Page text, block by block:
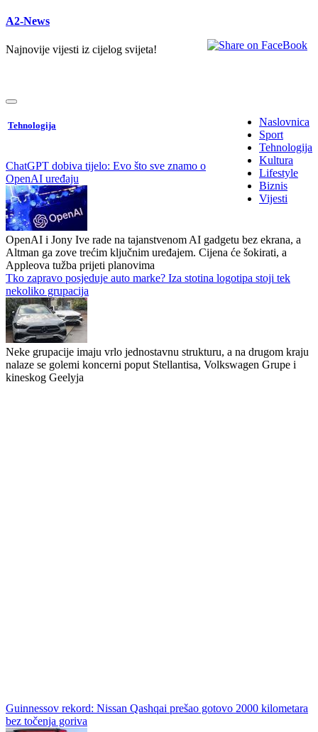
A2-News
Najnovije vijesti iz cijelog svijeta!
Naslovnica
Sport
Tehnologija
Kultura
Lifestyle
Biznis
Vijesti
Tehnologija
ChatGPT dobiva tijelo: Evo što sve znamo o
OpenAI uređaju
OpenAI i Jony Ive rade na tajanstvenom AI gadgetu bez ekrana, a
Altman ga zove trećim ključnim uređajem. Cijena će šokirati, a
Appleova tužba prijeti planovima
Tko zapravo posjeduje auto marke? Iza stotina logotipa stoji tek
nekoliko grupacija
Neke grupacije imaju vrlo jednostavnu strukturu, a na drugom kraju
nalaze se golemi koncerni poput Stellantisa, Volkswagen Grupe i
kineskog Geelyja
Guinnessov rekord: Nissan Qashqai prešao gotovo 2000 kilometara
bez točenja goriva